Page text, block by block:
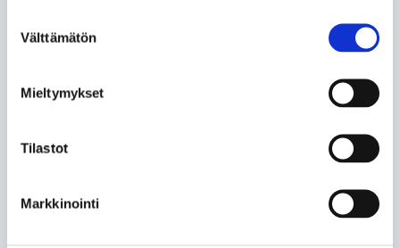
valinta
Välttämätön
Mieltymykset
Tilastot
Markkinointi
seitsemän vuotta halvaantumisesta. Tuuli huomasi,
kehoonsa ja olla kuin pakotettu liikkumaan sen
mukana. Hän huomasi, että oli itse asiassa aika hyvä.
Hän harjoitteli Helsingissä vuoden. Tampereella olisi
ilmoittautua. Siellä oli myös kouvolalainen
Timo
, entinen SM-tason kilpatanssija, joka